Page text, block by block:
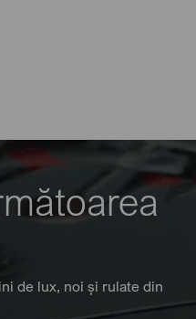
de lux, noi și rulate din